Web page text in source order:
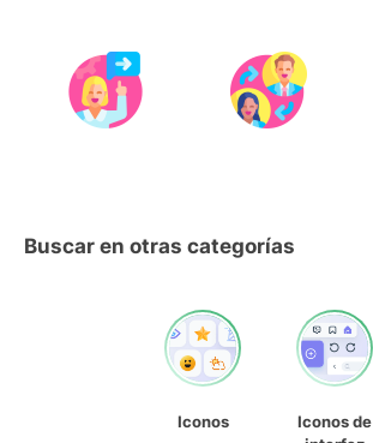
Buscar en otras categorías
Iconos
Iconos de